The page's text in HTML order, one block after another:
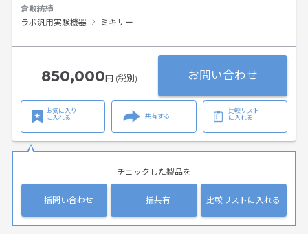
倉敷紡績
ラボ汎用実験機器
ミキサー
850,000円 (税別) お問い合わせ
お気に入り
に入れる
共有する
比較リスト
に入れる
チェックした製品を
一括問い合わせ 一括共有 比較リストに入れる